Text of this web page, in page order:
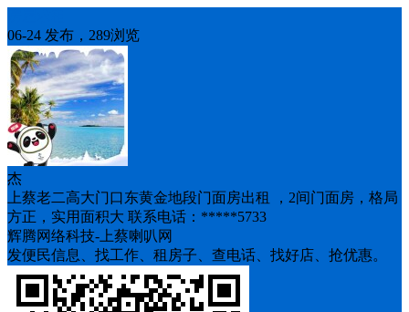
06-24 发布，289浏览
杰
上蔡老二高大门口东黄金地段门面房出租 ，2间门面房，格局
方正，实用面积大 联系电话：*****5733
辉腾网络科技-上蔡喇叭网
发便民信息、找工作、租房子、查电话、找好店、抢优惠。